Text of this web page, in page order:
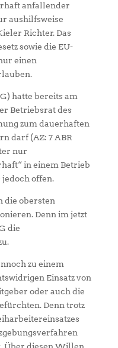
anfallender
aushilfsweise
Richter. Das
sowie die EU-
einen
hatte bereits am
Betriebsrat des
zum dauerhaften
darf (AZ: 7 ABR
nur
in einem Betrieb
offen.
die obersten
Denn im jetzt
die
zu einem
Einsatz von
oder auch die
Denn trotz